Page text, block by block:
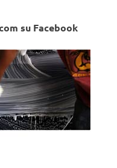
su Facebook